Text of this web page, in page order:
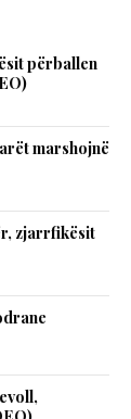
përballen
marshojnë
zjarrfikësit